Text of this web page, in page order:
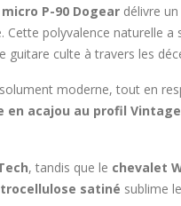
P-90 Dogear délivre
polyvalence naturelle
guitare culte à travers les
moderne, tout en
en acajou au profil
, tandis que le chevalet
satiné sublime